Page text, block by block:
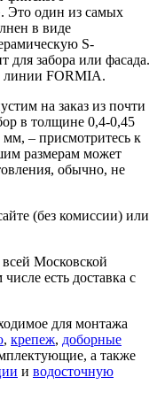
Это один из самых
в виде
S-
для забора или фасада.
линии FORMIA.
на заказ из почти
в толщине 0,4-0,45
– присмотритесь к
размерам может
обычно, не
(без комиссии) или
Московской
есть доставка с
для монтажа
, крепеж, доборные
а также
и водосточную